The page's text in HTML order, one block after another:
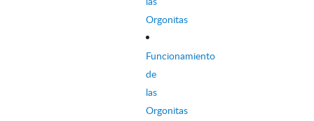
Orgonitas
Funcionamiento
de
las
Orgonitas